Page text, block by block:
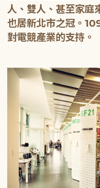
人、雙人、甚至家
也居新北市之冠。
對電競產業的支持。